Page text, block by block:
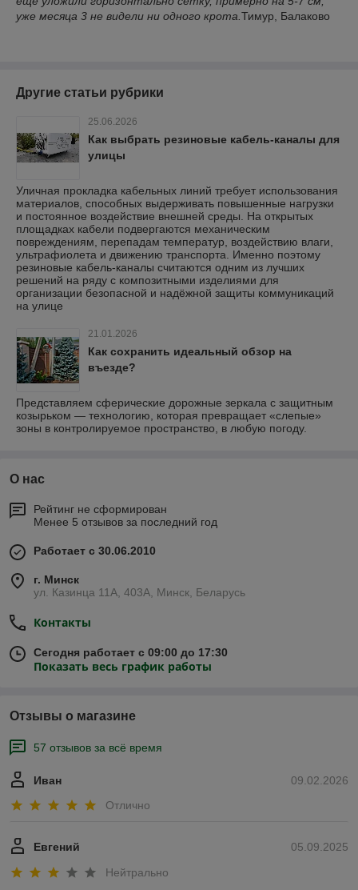
уже месяца 3 не видели ни одного крота. Тимур, Балаково
Другие статьи рубрики
25.06.2026
Как выбрать резиновые кабель-каналы для
улицы
Уличная прокладка кабельных линий требует использования
материалов, способных выдерживать повышенные нагрузки
и постоянное воздействие внешней среды. На открытых
площадках кабели подвергаются механическим
повреждениям, перепадам температур, воздействию влаги,
ультрафиолета и движению транспорта. Именно поэтому
резиновые кабель-каналы считаются одним из лучших
решений на ряду с композитными изделиями для
организации безопасной и надёжной защиты коммуникаций
на улице
21.01.2026
Как сохранить идеальный обзор на
въезде?
Представляем сферические дорожные зеркала с защитным
козырьком — технологию, которая превращает «слепые»
зоны в контролируемое пространство, в любую погоду.
О нас
Рейтинг не сформирован
Менее 5 отзывов за последний год
Работает с 30.06.2010
г. Минск
ул. Казинца 11А, 403А, Минск, Беларусь
Контакты
Сегодня работает с 09:00 до 17:30
Показать весь график работы
Отзывы о магазине
57 отзывов за всё время
09.02.2026
Иван
Отлично
05.09.2025
Евгений
Нейтрально